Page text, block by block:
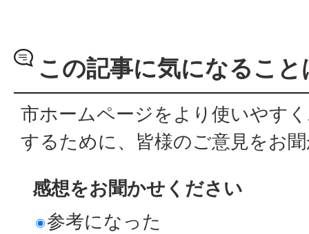
この記事に気になるこ
市ホームページをより使いやす
するために、皆様のご意見をお
感想をお聞かせください
参考になった